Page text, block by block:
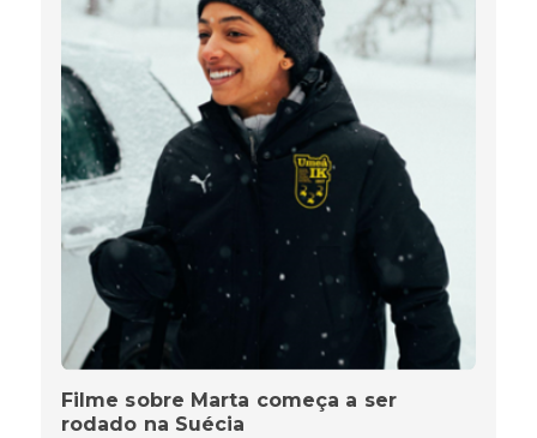
Filme sobre Marta começa a ser
rodado na Suécia